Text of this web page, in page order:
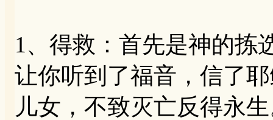
1、得救：首先是神的拣
让你听到了福音，信了
儿女，不致灭亡反得永